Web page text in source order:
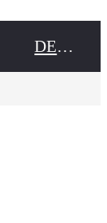
DEALER NAME